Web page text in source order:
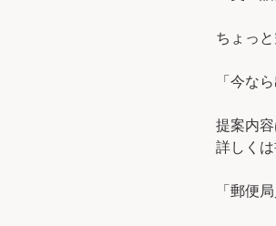
ちょっ
「今な
提案内
詳しくは
「郵便